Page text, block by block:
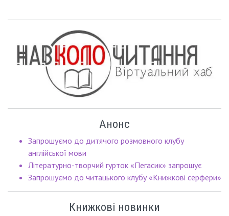
Анонс
Запрошуємо до дитячого розмовного клубу
англійської мови
Літературно-творчий гурток «Пегасик» запрошує
Запрошуємо до читацького клубу «Книжкові серфери»
Книжкові новинки